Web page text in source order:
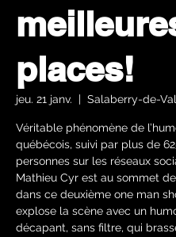
places!
jeu. 21 janv.
  |
Salaberry-de-
Véritable phénomène de
québécois, suivi par plus de
personnes sur les réseaux
Mathieu Cyr est au sommet
dans ce deuxième one man
explose la scène avec un
décapant, sans filtre, qui